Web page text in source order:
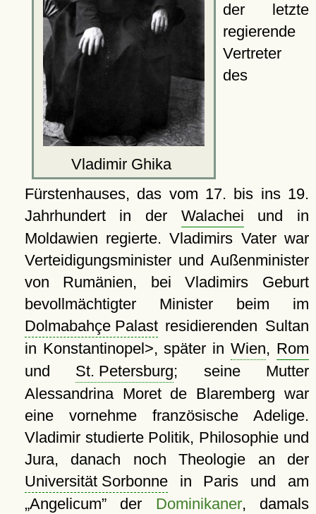
Vladimir Ghika
der letzte
regierende
Vertreter
des
Fürstenhauses, das vom 17. bis ins 19.
Jahrhundert in der Walachei und in
Moldawien regierte. Vladimirs Vater war
Verteidigungsminister und Außenminister
von Rumänien, bei Vladimirs Geburt
bevollmächtigter Minister beim im
Dolmabahçe Palastresidierenden Sultan
in Konstantinopel>, später inWien, Rom
und St. Petersburg; seine Mutter
Alessandrina Moret de Blaremberg war
eine vornehme französische Adelige.
Vladimir studierte Politik, Philosophie und
Jura, danach noch Theologie an der
Universität Sorbonnein Paris und am
Angelicum der Dominikaner, damals